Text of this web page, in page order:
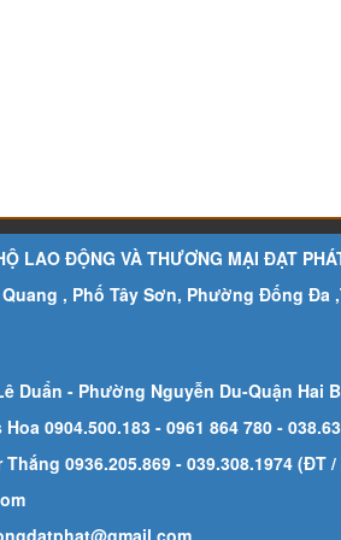
LAO ĐỘNG VÀ THƯƠNG MẠI ĐẠT
, Phố Tây Sơn, Phường Đống Đa
Duẩn - Phường Nguyễn Du-Quận Hai
0904.500.183 - 0961 864 780 -
0936.205.869 - 039.308.1974 (ĐT